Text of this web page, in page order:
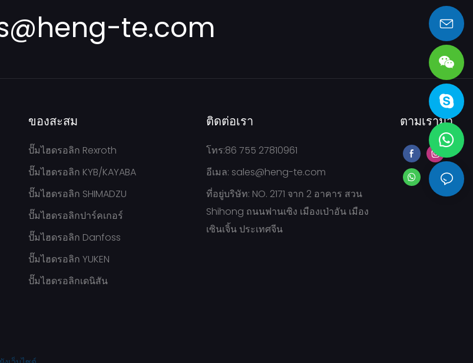
te.com
ของสะสม
ปั๊มไฮดรอลิก Rexroth
ปั๊มไฮดรอลิก KYB/KAYABA
ปั๊มไฮดรอลิก SHIMADZU
ปั๊มไฮดรอลิกปาร์คเกอร์
ปั๊มไฮดรอลิก Danfoss
ปั๊มไฮดรอลิก YUKEN
ปั๊มไฮดรอลิกเดนิสัน
ติดต่อเรา
โทร:86 755 27810961
อีเมล: sales@heng-te.com
ที่อยู่บริษัท: NO. 2171 จาก 2 อาคาร สวน
Shihong ถนนฟานเซิง เมืองเป่าอัน เมือง
เซินเจิ้น ประเทศจีน
ตามเรามา